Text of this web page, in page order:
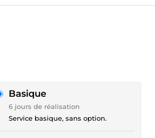
Basique
6 jours de réalisation
Service basique, sans option.